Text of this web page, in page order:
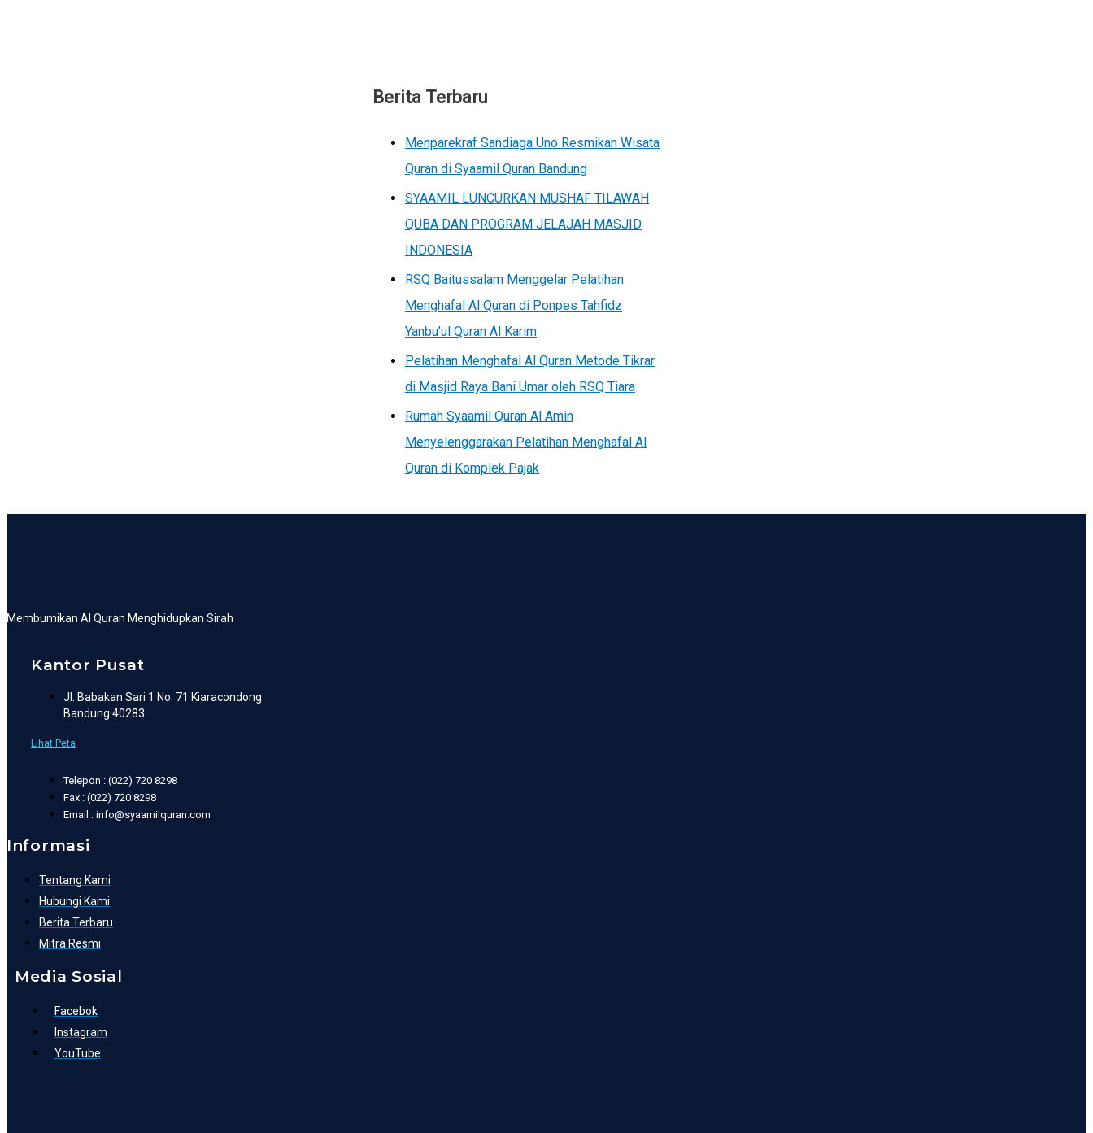
Berita Terbaru
Menparekraf Sandiaga Uno Resmikan Wisata
Quran di Syaamil Quran Bandung
SYAAMIL LUNCURKAN MUSHAF TILAWAH
QUBA DAN PROGRAM JELAJAH MASJID
INDONESIA
RSQ Baitussalam Menggelar Pelatihan
Menghafal Al Quran di Ponpes Tahfidz
Yanbu’ul Quran Al Karim
Pelatihan Menghafal Al Quran Metode Tikrar
di Masjid Raya Bani Umar oleh RSQ Tiara
Rumah Syaamil Quran Al Amin
Menyelenggarakan Pelatihan Menghafal Al
Quran di Komplek Pajak
Membumikan Al Quran Menghidupkan Sirah
Kantor Pusat
Jl. Babakan Sari 1 No. 71 Kiaracondong
Bandung 40283
Lihat Peta
Telepon : (022) 720 8298
Fax : (022) 720 8298
Email : info@syaamilquran.com
Informasi
Tentang Kami
Hubungi Kami
Berita Terbaru
Mitra Resmi
Media Sosial
Facebok
Instagram
YouTube